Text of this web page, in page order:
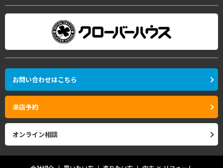
お問い合わせはこちら
来店予約
オンライン相談